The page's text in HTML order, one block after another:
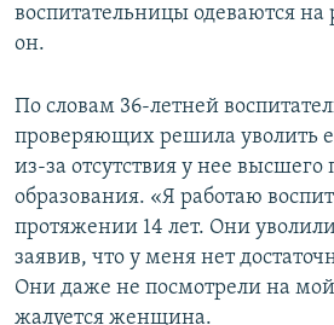
воспитательницы одеваются на
он.
По словам 36-летней
проверяющих решила уволить
из-за отсутствия у нее высшего
образования. «Я работаю
протяжении 14 лет. Они
заявив, что у меня нет
Они даже не посмотрели на
жалуется женщина.